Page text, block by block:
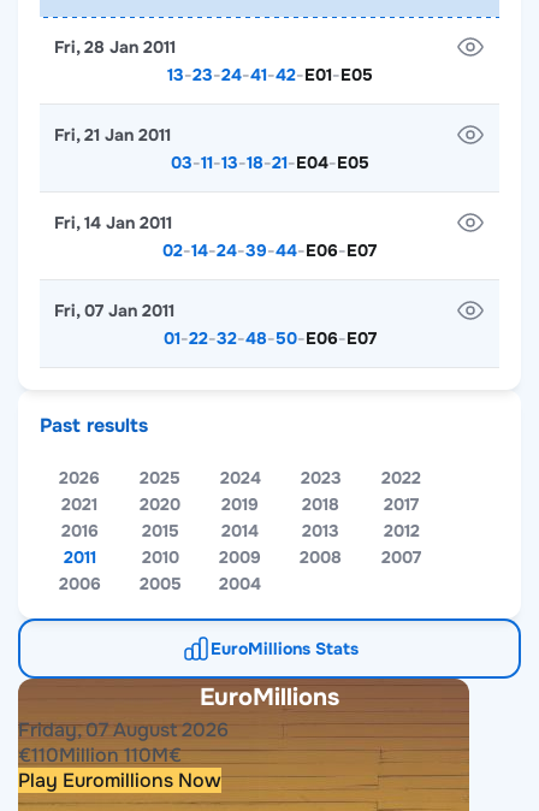
13-23-24-41-42-E01-E05
Fri, 28 Jan 2011
03-11-13-18-21-E04-E05
Fri, 21 Jan 2011
02-14-24-39-44-E06-E07
Fri, 14 Jan 2011
01-22-32-48-50-E06-E07
Fri, 07 Jan 2011
EuroMillions
Friday, 07 August 2026
€110Million110M€
Play Euromillions Now
Past results
2026 2025 2024 2023
2022
2021
2020 2019 2018
2017
2016
2015 2014 2013
2012
2011
2010 2009 2008
2007
2006
2005 2004
EuroMillions Stats